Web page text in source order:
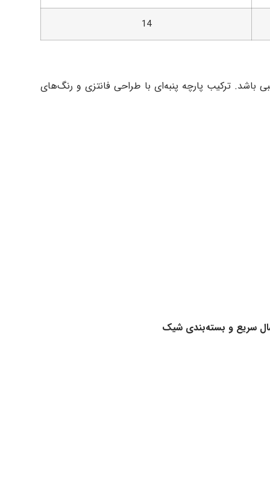
14
برند 313 می‌تواند انتخاب مناسبی باشد. ترکیب پارچه پنبه‌ای با طراحی فانتزی و رنگ‌های
سریع و بسته‌بندی شیک